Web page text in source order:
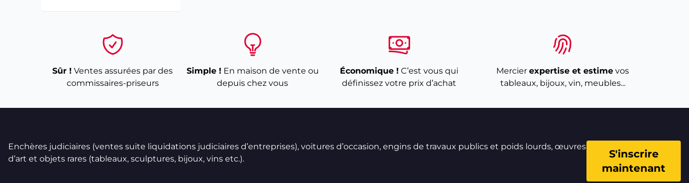
Sûr ! Ventes assurées par des
commissaires-priseurs
Simple ! En maison de vente ou
depuis chez vous
Économique ! C’est vous qui
définissez votre prix d’achat
Mercier expertise et estime vos
tableaux, bijoux, vin, meubles...
Enchères judiciaires (ventes suite liquidations judiciaires d’entreprises), voitures d’occasion, engins de travaux publics et poids lourds, œuvres
d’art et objets rares (tableaux, sculptures, bijoux, vins etc.).
S'inscrire
maintenant